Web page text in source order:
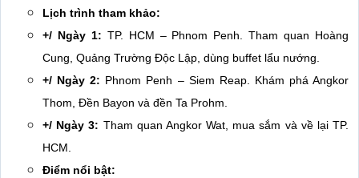
Lịch trình tham khảo:
+/ Ngày 1: TP. HCM – Phnom Penh. Tham quan Hoàng
Cung, Quảng Trường Độc Lập, dùng buffet lẩu nướng.
+/ Ngày 2: Phnom Penh – Siem Reap. Khám phá Angkor
Thom, Đền Bayon và đền Ta Prohm.
+/ Ngày 3: Tham quan Angkor Wat, mua sắm và về lại TP.
HCM.
Điểm nổi bật: